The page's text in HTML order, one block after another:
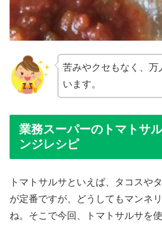
苦みやクセもなく、万
います。
業務スーパーのトマトサ
ンジレシピ
トマトサルサといえば、タコスや
が定番ですが、どうしてもマンネ
ね。そこで今回、トマトサルサを